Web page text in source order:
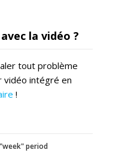
la vidéo ?
tout problème
vidéo intégré en
!
period